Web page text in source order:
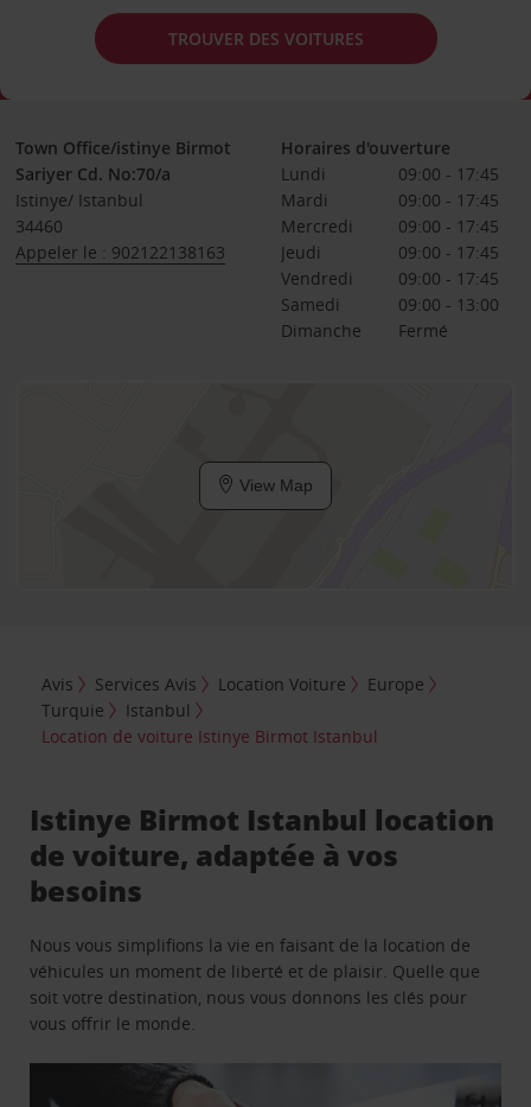
TROUVER DES VOITURES
Town Office/istinye Birmot
Sariyer Cd. No:70/a
Istinye/ Istanbul
34460
Appeler le : 902122138163
Horaires d'ouverture
Lundi
09:00 - 17:45
Mardi
09:00 - 17:45
Mercredi
09:00 - 17:45
Jeudi
09:00 - 17:45
Vendredi
09:00 - 17:45
Samedi
09:00 - 13:00
Dimanche
Fermé
View Map
Avis Services Avis Location Voiture
Europe
Turquie
Istanbul
Location de voiture Istinye Birmot Istanbul
Istinye Birmot Istanbul location
de voiture, adaptée à vos
besoins
Nous vous simplifions la vie en faisant de la location de
véhicules un moment de liberté et de plaisir. Quelle que
soit votre destination, nous vous donnons les clés pour
vous offrir le monde.